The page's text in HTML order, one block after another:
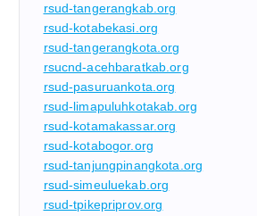
rsud-tangerangkab.org
rsud-kotabekasi.org
rsud-tangerangkota.org
rsucnd-acehbaratkab.org
rsud-pasuruankota.org
rsud-limapuluhkotakab.org
rsud-kotamakassar.org
rsud-kotabogor.org
rsud-tanjungpinangkota.org
rsud-simeuluekab.org
rsud-tpikepriprov.org